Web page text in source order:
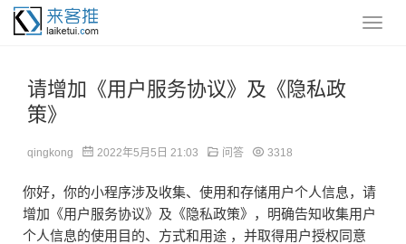
请增加《用户服务协议》及《隐私政
策》
qingkong 2022年5月5日 21:03 问答 3318
你好，你的小程序涉及收集、使用和存储用户个人信息，请
增加《用户服务协议》及《隐私政策》，明确告知收集用户
个人信息的使用目的、方式和用途 ，并取得用户授权同意